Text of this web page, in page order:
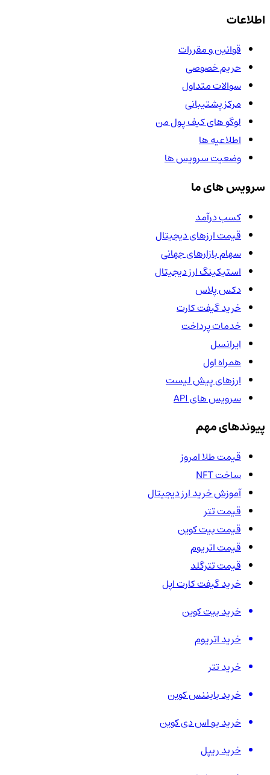
اطلاعات
قوانین و مقررات
حریم خصوصی
سوالات متداول
مرکز پشتیبانی
لوگو های کیف پول من
اطلاعیه ها
وضعیت سرویس ها
سرویس های ما
کسب درآمد
قیمت ارزهای دیجیتال
سهام بازارهای جهانی
استیکینگ ارز دیجیتال
دکس پلاس
خرید گیفت کارت
خدمات پرداخت
ایرانسل
همراه اول
ارزهای پیش لیست
سرویس های API
پیوندهای مهم
قیمت طلا امروز
ساخت NFT
آموزش خرید ارز دیجیتال
قیمت تتر
قیمت بیت کوین
قیمت اتریوم
قیمت تترگلد
خرید گیفت کارت اپل
خرید بیت کوین
خرید اتریوم
خرید تتر
خرید بایننس کوین
خرید یو اس دی کوین
خرید ریپل